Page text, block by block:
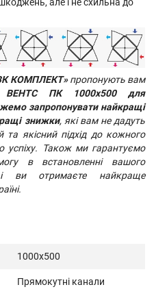
але і не схильна до
КОМПЛЕКТ»пропонують вам
ВЕНТС ПК 1000х500 для
запропонувати найкращі
знижки, які вам не дадуть
та якісний підхід до кожного
успіху. Також ми гарантуємо
в встановленні вашого
і ви отримаєте найкраще
1000x500
Прямокутні канали